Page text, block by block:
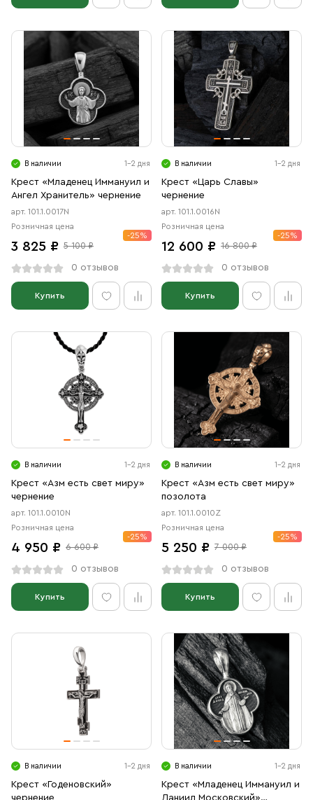
В наличии 1-2 дня
Крест «Младенец Иммануил и
Ангел Хранитель» чернение
арт. 101.1.0017N
Розничная цена
3 825 ₽ 5 100 ₽
-25%
0 отзывов
Купить
В наличии 1-2 дня
Крест «Царь Славы»
чернение
арт. 101.1.0016N
Розничная цена
12 600 ₽ 16 800 ₽
-25%
0 отзывов
Купить
В наличии 1-2 дня
Крест «Азм есть свет миру»
чернение
арт. 101.1.0010N
Розничная цена
4 950 ₽ 6 600 ₽
-25%
0 отзывов
Купить
В наличии 1-2 дня
Крест «Азм есть свет миру»
позолота
арт. 101.1.0010Z
Розничная цена
5 250 ₽ 7 000 ₽
-25%
0 отзывов
Купить
В наличии 1-2 дня
Крест «Годеновский»
чернение
В наличии 1-2 дня
Крест «Младенец Иммануил и
Даниил Московский»